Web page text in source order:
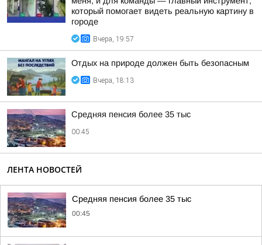
который помогает видеть реальную картину в
городе
Вчера, 19:57
Отдых на природе должен быть безопасным
Вчера, 18:13
Средняя пенсия более 35 тыс
00:45
ЛЕНТА НОВОСТЕЙ
Средняя пенсия более 35 тыс
00:45